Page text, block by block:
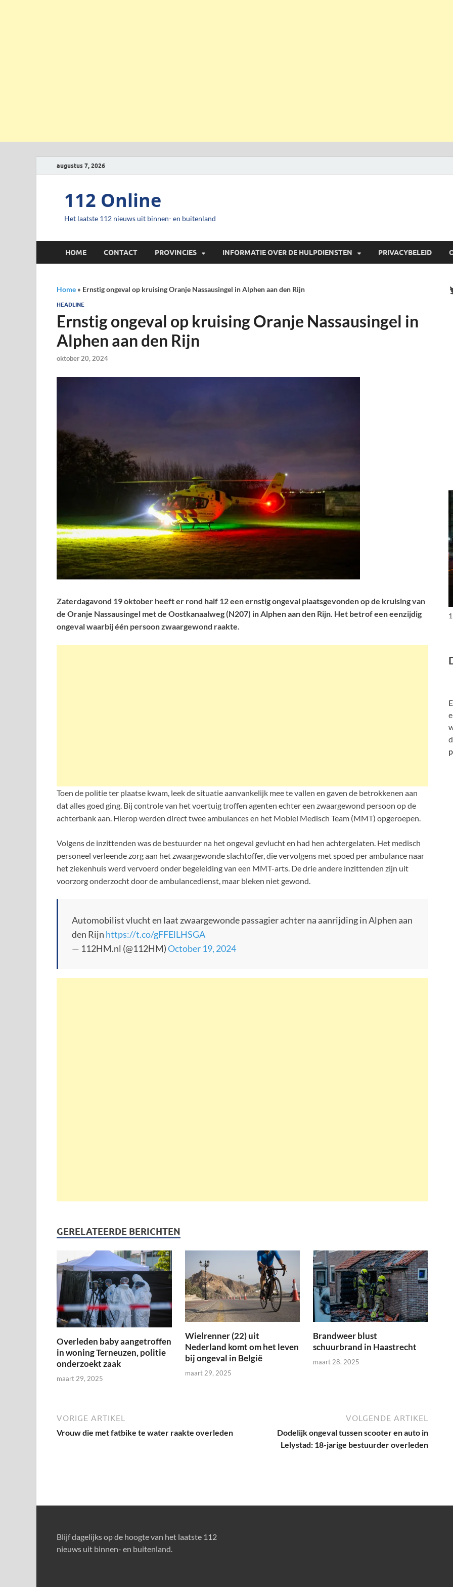
augustus 7, 2026
112 Online
Het laatste 112 nieuws uit binnen- en buitenland
HOME CONTACT PROVINCIES INFORMATIE OVER DE HULPDIENSTEN PRIVACYBELEID
Home » Ernstig ongeval op kruising Oranje Nassausingel in Alphen aan den Rijn
HEADLINE
Ernstig ongeval op kruising Oranje Nassausingel in
Alphen aan den Rijn
oktober 20, 2024
Zaterdagavond 19 oktober heeft er rond half 12 een ernstig ongeval plaatsgevonden op de kruising van
de Oranje Nassausingel met de Oostkanaalweg (N207) in Alphen aan den Rijn. Het betrof een eenzijdig
ongeval waarbij één persoon zwaargewond raakte.
Toen de politie ter plaatse kwam, leek de situatie aanvankelijk mee te vallen en gaven de betrokkenen aan
dat alles goed ging. Bij controle van het voertuig troffen agenten echter een zwaargewond persoon op de
achterbank aan. Hierop werden direct twee ambulances en het Mobiel Medisch Team (MMT) opgeroepen.
Volgens de inzittenden was de bestuurder na het ongeval gevlucht en had hen achtergelaten. Het medisch
personeel verleende zorg aan het zwaargewonde slachtoffer, die vervolgens met spoed per ambulance naar
het ziekenhuis werd vervoerd onder begeleiding van een MMT-arts. De drie andere inzittenden zijn uit
voorzorg onderzocht door de ambulancedienst, maar bleken niet gewond.
Automobilist vlucht en laat zwaargewonde passagier achter na aanrijding in Alphen aan
den Rijn https://t.co/gFFElLHSGA
— 112HM.nl (@112HM)October 19, 2024
GERELATEERDE BERICHTEN
Overleden baby aangetroffen
in woning Terneuzen, politie
onderzoekt zaak
maart 29, 2025
Wielrenner (22) uit
Nederland komt om het leven
bij ongeval in België
maart 29, 2025
Brandweer blust
schuurbrand in Haastrecht
maart 28, 2025
VORIGE ARTIKEL
Vrouw die met fatbike te water raakte overleden
VOLGENDE ARTIKEL
Dodelijk ongeval tussen scooter en auto in
Lelystad: 18-jarige bestuurder overleden
Blijf dagelijks op de hoogte van het laatste 112
nieuws uit binnen- en buitenland.